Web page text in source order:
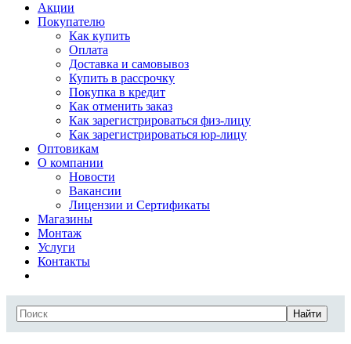
Акции
Покупателю
Как купить
Оплата
Доставка и самовывоз
Купить в рассрочку
Покупка в кредит
Как отменить заказ
Как зарегистрироваться физ-лицу
Как зарегистрироваться юр-лицу
Оптовикам
О компании
Новости
Вакансии
Лицензии и Сертификаты
Магазины
Монтаж
Услуги
Контакты
Найти